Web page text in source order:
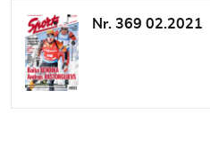
Nr. 369 02.2021